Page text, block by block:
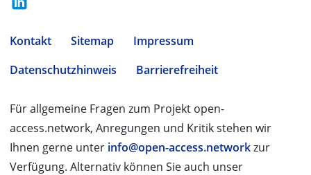
Kontakt Sitemap
Impressum
Datenschutzhinweis
Barrierefreiheit
Für allgemeine Fragen zum Projekt open-
access.network, Anregungen und Kritik stehen wir
Ihnen gerne unter info@open-access.networkzur
Verfügung. Alternativ können Sie auch unser